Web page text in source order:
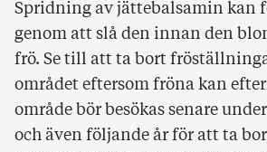
Spridning av jättebalsamin kan
genom att slå den innan den
frö. Se till att ta bort
området eftersom fröna kan
område bör besökas senare
och även följande år för att ta